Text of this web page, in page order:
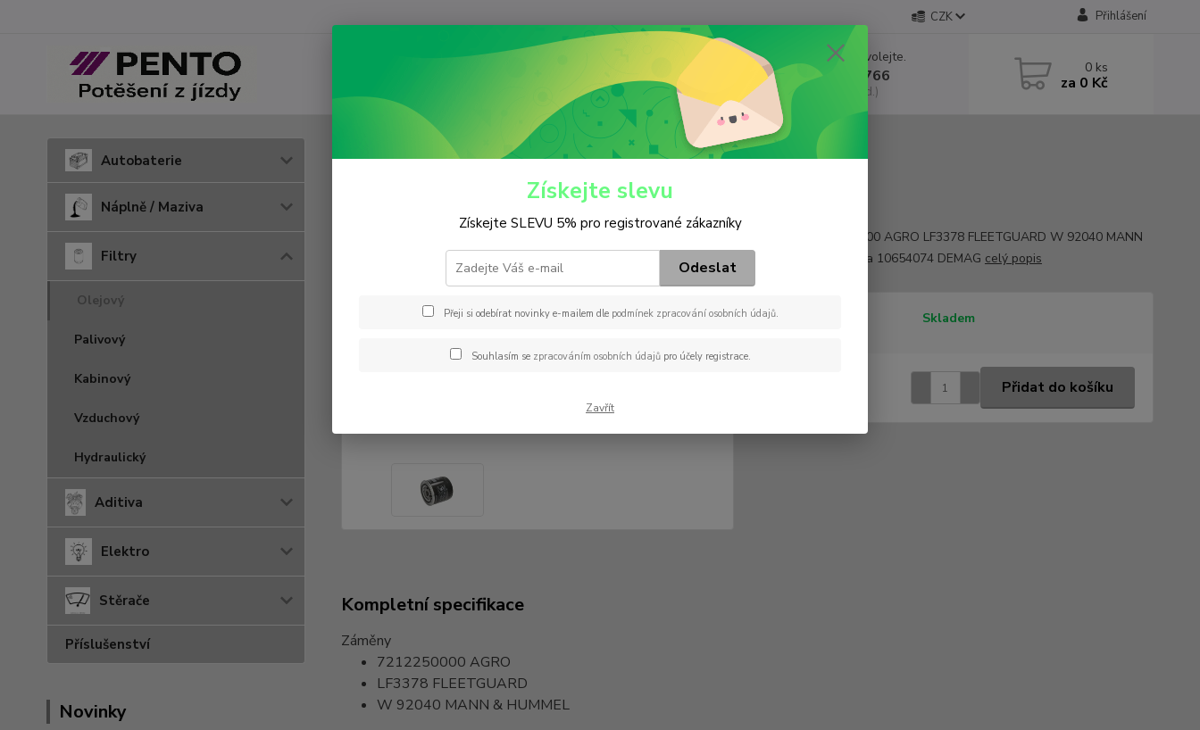
CZK Přihlášení
Nevíte si rady? Zavolejte.
+420 602 552 766
(Po-Pá, 6:30-15 hod.)
0 ks
za 0 Kč
Autobaterie
Náplně / Maziva
Filtry
Olejový
Palivový
Kabinový
Vzduchový
Hydraulický
Aditiva
Elektro
Stěrače
Příslušenství
Novinky
Olejový W 920/40
Záměny 7212250000 AGRO LF3378 FLEETGUARD W 92040 MANN
& HUMMEL OE čísla 10654074 DEMAG celý popis
Skladem
Přidat do košíku
Kompletní specifikace
Záměny
7212250000 AGRO
LF3378 FLEETGUARD
W 92040 MANN & HUMMEL
Získejte slevu
Získejte SLEVU 5% pro registrované zákazníky
Odeslat
Přeji si odebírat novinky e-mailem dle podmínek zpracování osobních údajů.
Souhlasím se zpracováním osobních údajůpro účely registrace.
Zavřít